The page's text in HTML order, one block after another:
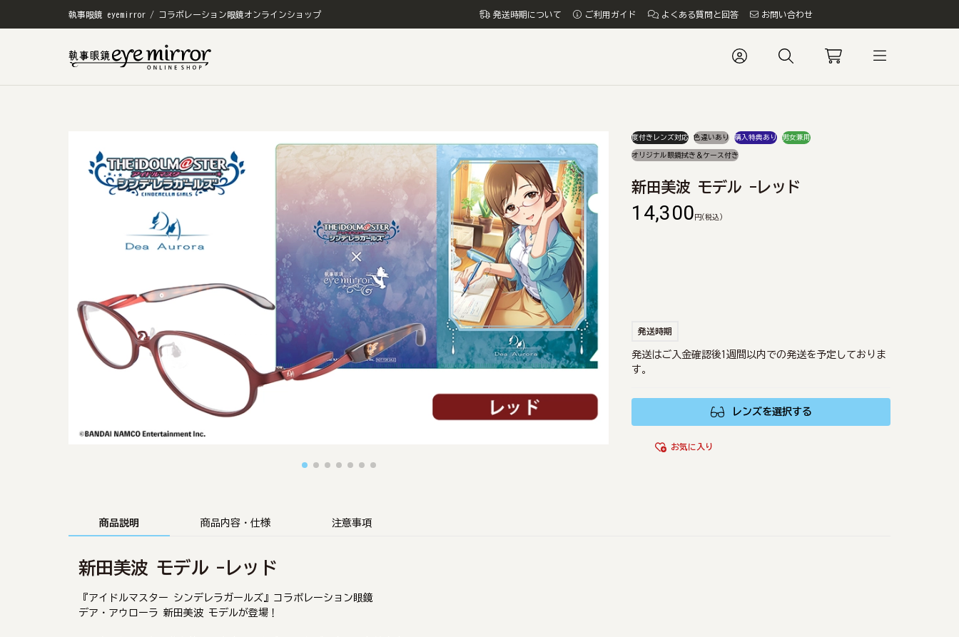
執事眼鏡 eyemirror / コラボレーション眼鏡オンラインショップ 発送時期について ご利用ガイド よくある質問と回答 お問い合わせ
度付きレンズ対応 色違いあり 購入特典あり 男女兼用
オリジナル眼鏡拭き＆ケース付き
新田美波 モデル -レッド
14,300 円 (税込)
発送時期
発送はご入金確認後1週間以内での発送を予定しておりま
す。
レンズを選択する
お気に入り
商品説明 商品内容・仕様 注意事項
新田美波 モデル -レッド
『アイドルマスター シンデレラガールズ』コラボレーション眼鏡
デア・アウローラ 新田美波 モデルが登場！